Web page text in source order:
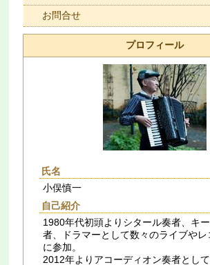
お問合せ
プロフィール
氏名
小俣慎一
自己紹介
1980年代初頭よりシタール奏者、キ
者、ドラマーとして数々のライブや
に参加。
2012年よりアコーディオン奏者とし